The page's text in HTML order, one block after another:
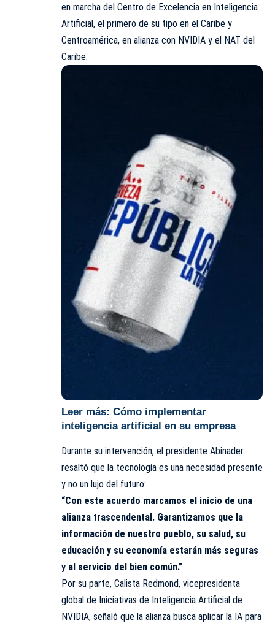
en marcha del Centro de Excelencia en Inteligencia
Artificial, el primero de su tipo en el Caribe y
Centroamérica, en alianza con NVIDIA y el NAT del
Caribe.
Leer más: Cómo implementar
inteligencia artificial en su empresa
Durante su intervención, el presidente Abinader
resaltó que la tecnología es una necesidad presente
y no un lujo del futuro:
“Con este acuerdo marcamos el inicio de una
alianza trascendental. Garantizamos que la
información de nuestro pueblo, su salud, su
educación y su economía estarán más seguras
y al servicio del bien común.”
Por su parte, Calista Redmond, vicepresidenta
global de Iniciativas de Inteligencia Artificial de
NVIDIA, señaló que la alianza busca aplicar la IA para